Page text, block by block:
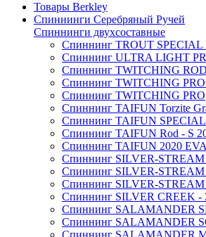
Товары Berkley
Спиннинги Серебряный Ручей
Спиннинги двухсоставные
Спиннинг TROUT SPECIAL
Спиннинг ULTRA LIGHT
Спиннинг TWITCHING ROD
Спиннинг TWITCHING PRO
Спиннинг TWITCHING PRO
Спиннинг TAIFUN Torzite
Спиннинг TAIFUN SPECIAL
Спиннинг TAIFUN Rod - S
Спиннинг TAIFUN 2020 EVA
Спиннинг SILVER-STREAM
Спиннинг SILVER-
Спиннинг SILVER-STREAM
Спиннинг SILVER CREEK -
Спиннинг SALAMANDER
Спиннинг SALAMANDER
Спиннинг SALAMANDER